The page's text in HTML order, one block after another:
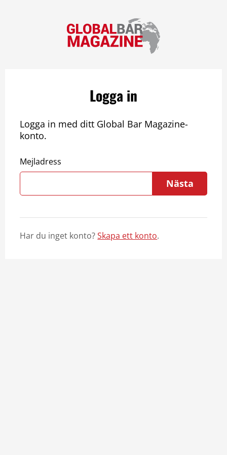
Logga in
Logga in med ditt Global Bar Magazine-
konto.
Mejladress
Nästa
Har du inget konto?Skapa ett konto.